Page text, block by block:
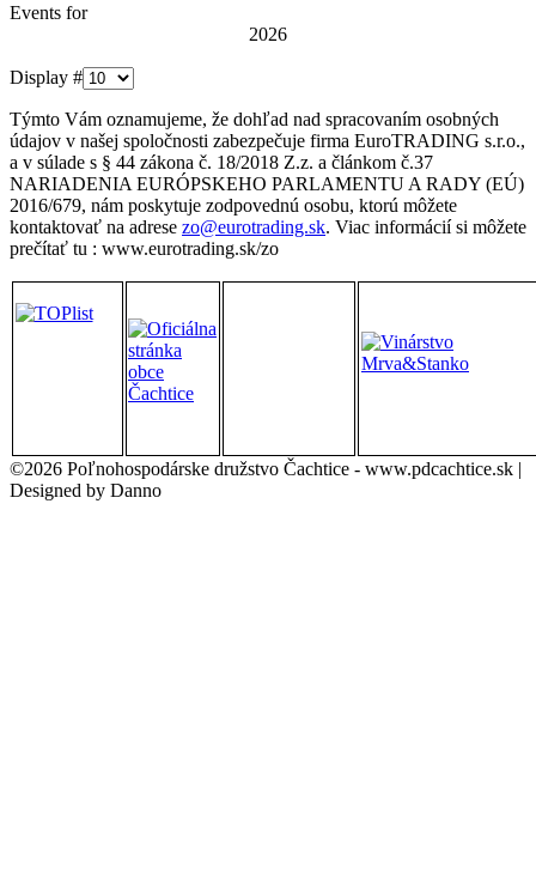
Events for
2026
Display #
Týmto Vám oznamujeme, že dohľad nad spracovaním osobných
údajov v našej spoločnosti zabezpečuje firma EuroTRADING s.r.o.,
a v súlade s § 44 zákona č. 18/2018 Z.z. a článkom č.37
NARIADENIA EURÓPSKEHO PARLAMENTU A RADY (EÚ)
2016/679, nám poskytuje zodpovednú osobu, ktorú môžete
kontaktovať na adrese zo@eurotrading.sk. Viac informácií si môžete
prečítať tu : www.eurotrading.sk/zo
©2026 Poľnohospodárske družstvo Čachtice - www.pdcachtice.sk |
Designed by Danno